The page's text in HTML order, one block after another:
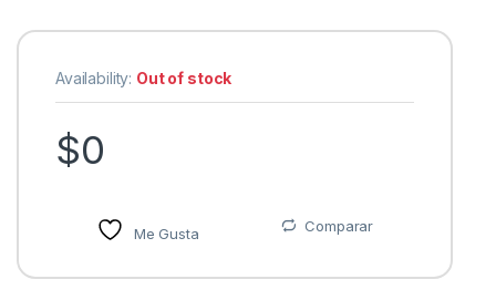
Availability: Out of stock
$0
Me Gusta Comparar